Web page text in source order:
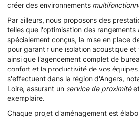
créer des environnements
Par ailleurs, nous proposons des
telles que l'optimisation des rangements
spécialement conçus, la mise en place
pour garantir une isolation acoustique
ainsi que l'agencement complet de
confort et la productivité de vos
s'effectuent dans la région d'Angers,
Loire, assurant un service de proximitéet
exemplaire.
Chaque projet d'aménagement est